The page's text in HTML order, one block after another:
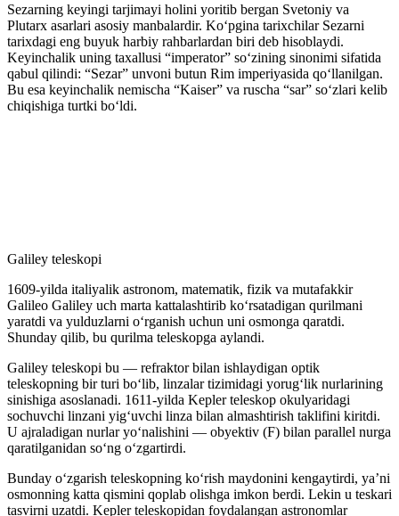
Sezarning keyingi tarjimayi holini yoritib bergan Svetoniy va
Plutarx asarlari asosiy manbalardir. Koʻpgina tarixchilar Sezarni
tarixdagi eng buyuk harbiy rahbarlardan biri deb hisoblaydi.
Keyinchalik uning taxallusi “imperator” soʻzining sinonimi sifatida
qabul qilindi: “Sezar” unvoni butun Rim imperiyasida qoʻllanilgan.
Bu esa keyinchalik nemischa “Kaiser” va ruscha “sar” soʻzlari kelib
chiqishiga turtki boʻldi.
Galiley teleskopi
1609-yilda italiyalik astronom, matematik, fizik va mutafakkir
Galileo Galiley uch marta kattalashtirib koʻrsatadigan qurilmani
yaratdi va yulduzlarni oʻrganish uchun uni osmonga qaratdi.
Shunday qilib, bu qurilma teleskopga aylandi.
Galiley teleskopi bu — refraktor bilan ishlaydigan optik
teleskopning bir turi boʻlib, linzalar tizimidagi yorugʻlik nurlarining
sinishiga asoslanadi. 1611-yilda Kepler teleskop okulyaridagi
sochuvchi linzani yigʻuvchi linza bilan almashtirish taklifini kiritdi.
U ajraladigan nurlar yoʻnalishini — obyektiv (F) bilan parallel nurga
qaratilganidan soʻng oʻzgartirdi.
Bunday oʻzgarish teleskopning koʻrish maydonini kengaytirdi, yaʼni
osmonning katta qismini qoplab olishga imkon berdi. Lekin u teskari
tasvirni uzatdi. Kepler teleskopidan foydalangan astronomlar